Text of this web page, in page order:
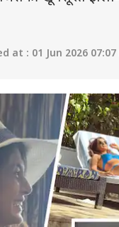
at : 01 Jun 2026 07:07